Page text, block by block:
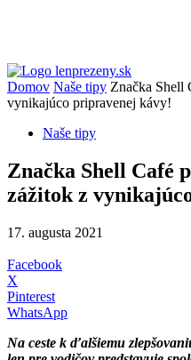
Domov Naše tipy Značka Shell
vynikajúco pripravenej kávy!
Naše tipy
Značka Shell Café
zážitok z
17. augusta 2021
Facebook
X
Pinterest
WhatsApp
Na ceste k ďalšiemu